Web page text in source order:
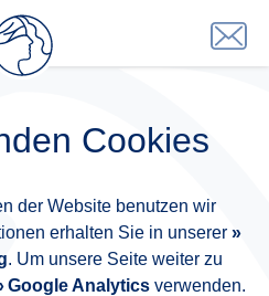
Cookies
der Website benutzen wir
erhalten Sie in unserer
. Um unsere Seite weiter zu
Google Analyticsverwenden.